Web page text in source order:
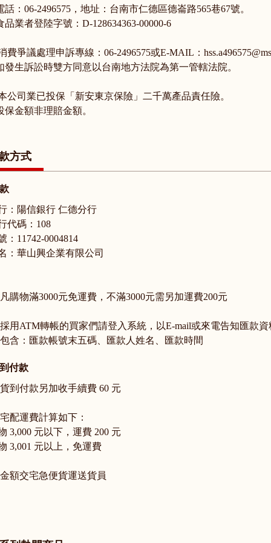
話：06-2496575，地址：台南市仁德區德崙路565巷67號。
品業者登陸字號：D-128634363-00000-6
費爭議處理申訴專線：06-2496575或E-MAIL：
發生訴訟時雙方同意以台南地方法院為第一管轄法院。
公司業已投保「新安東京保險」二千萬產品責任險。
保金額非理賠金額。
方式
：陽信銀行 仁德分行
代碼：108
：11742-0004814
：華山興企業有限公司
購物滿3000元免運費，不滿3000元需另加運費200元
用ATM轉帳的買家們請登入系統，以E-mail或來電告知匯款
含：匯款帳號末五碼、匯款人姓名、匯款時間
付款
到付款另加收手續費 60 元
配運費計算如下：
3,000 元以下，運費 200 元
3,001 元以上，免運費
額交宅急便貨運送貨員